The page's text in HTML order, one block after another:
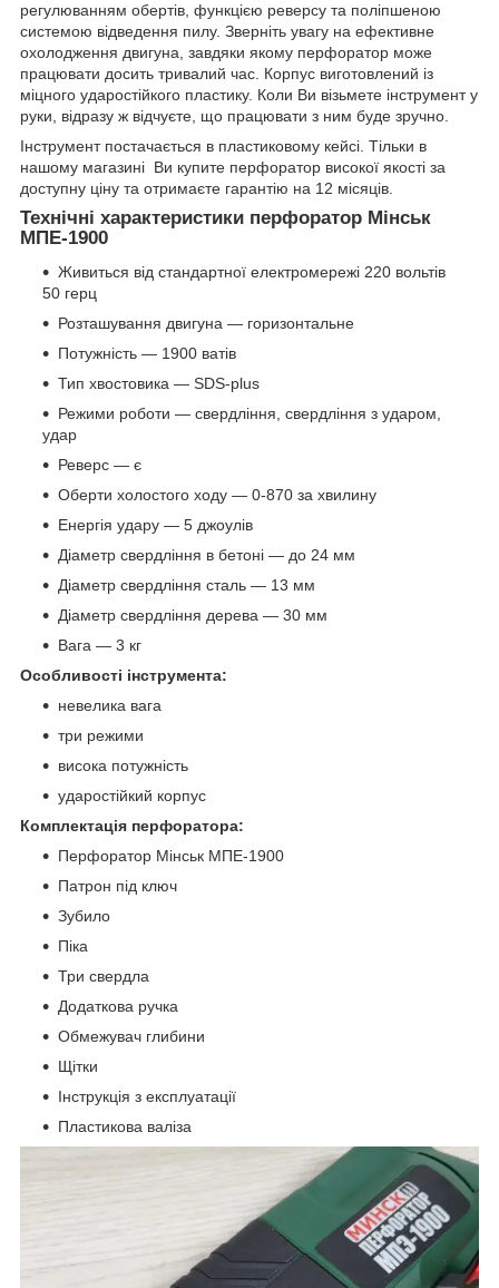
регулюванням обертів, функцією реверсу та поліпшеною
системою відведення пилу. Зверніть увагу на ефективне
охолодження двигуна, завдяки якому перфоратор може
працювати досить тривалий час. Корпус виготовлений із
міцного ударостійкого пластику. Коли Ви візьмете інструмент у
руки, відразу ж відчуєте, що працювати з ним буде зручно.
Інструмент постачається в пластиковому кейсі. Тільки в
нашому магазині Ви купите перфоратор високої якості за
доступну ціну та отримаєте гарантію на 12 місяців.
Технічні характеристики перфоратор Мінськ
МПЕ-1900
Живиться від стандартної електромережі 220 вольтів
50 герц
Розташування двигуна — горизонтальне
Потужність — 1900 ватів
Тип хвостовика — SDS-plus
Режими роботи — свердління, свердління з ударом,
удар
Реверс — є
Оберти холостого ходу — 0-870 за хвилину
Енергія удару — 5 джоулів
Діаметр свердління в бетоні — до 24 мм
Діаметр свердління сталь — 13 мм
Діаметр свердління дерева — 30 мм
Вага — 3 кг
Особливості інструмента:
невелика вага
три режими
висока потужність
ударостійкий корпус
Комплектація перфоратора:
Перфоратор Мінськ МПЕ-1900
Патрон під ключ
Зубило
Піка
Три свердла
Додаткова ручка
Обмежувач глибини
Щітки
Інструкція з експлуатації
Пластикова валіза